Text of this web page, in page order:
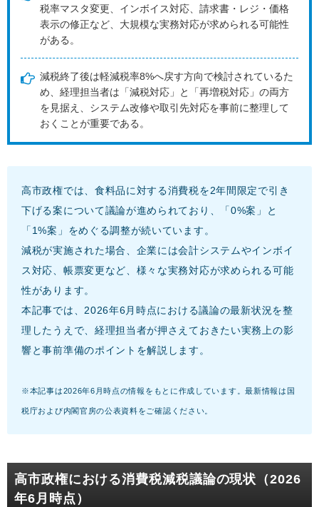
税率マスタ変更、インボイス対応、請求書・レジ・価格
表示の修正など、大規模な実務対応が求められる可能性
がある。
減税終了後は軽減税率8%へ戻す方向で検討されているた
め、経理担当者は「減税対応」と「再増税対応」の両方
を見据え、システム改修や取引先対応を事前に整理して
おくことが重要である。
高市政権では、食料品に対する消費税を2年間限定で引き
下げる案について議論が進められており、「0%案」と
「1%案」をめぐる調整が続いています。
減税が実施された場合、企業には会計システムやインボイ
ス対応、帳票変更など、様々な実務対応が求められる可能
性があります。
本記事では、2026年6月時点における議論の最新状況を整
理したうえで、経理担当者が押さえておきたい実務上の影
響と事前準備のポイントを解説します。
※本記事は2026年6月時点の情報をもとに作成しています。最新情報は国
税庁および内閣官房の公表資料をご確認ください。
高市政権における消費税減税議論の現状（2026
年6月時点）